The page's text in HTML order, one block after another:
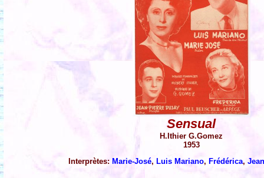
Sensual
H.Ithier G.Gomez
1953
Interprètes: Marie-José, Luis Mariano, Frédérica,